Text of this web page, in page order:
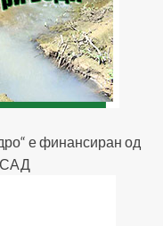
е финансиран од
САД